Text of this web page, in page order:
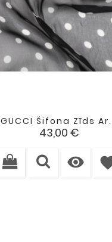
GUCCI Šifona Zīds
Cena
43,00 €
